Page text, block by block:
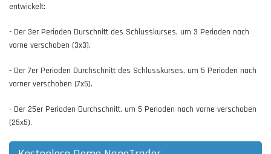
entwickelt:
- Der 3er Perioden Durschnitt des Schlusskurses, um 3 Perioden nach
vorne verschoben (3x3).
- Der 7er Perioden Durchschnitt des Schlusskurses, um 5 Perioden nach
vorner verschoben (7x5).
- Der 25er Perioden Durchschnitt, um 5 Perioden nach vorne verschoben
(25x5).